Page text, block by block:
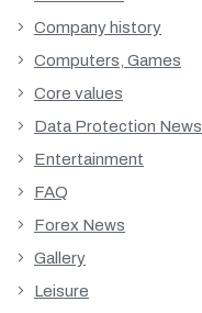
Company history
Computers, Games
Core values
Data Protection News
Entertainment
FAQ
Forex News
Gallery
Leisure